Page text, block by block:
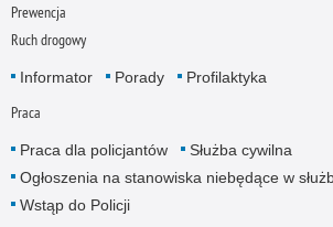
Prewencja
Ruch drogowy
Informator Porady Profilaktyka
Praca
Praca dla policjantów
Służba cywilna
Ogłoszenia na stanowiska niebędące w
Wstąp do Policji